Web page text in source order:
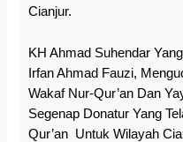
Cianjur.
KH Ahmad Suhendar
Irfan Ahmad Fauzi,
Wakaf Nur-Qur’an Dan
Segenap Donatur Yang
Qur’an Untuk Wilayah